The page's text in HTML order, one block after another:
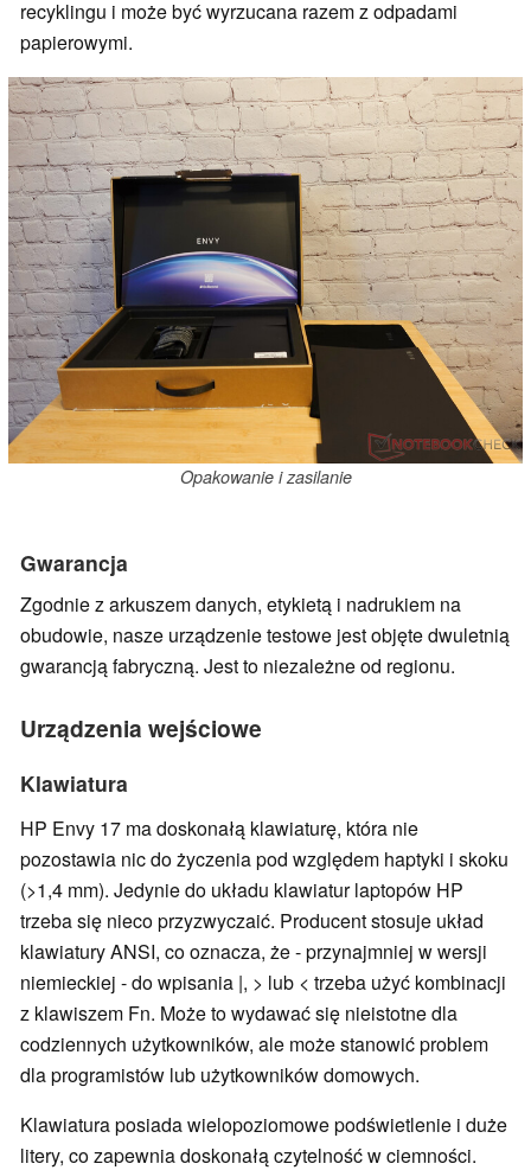
recyklingu i może być wyrzucana razem z odpadami
papierowymi.
Opakowanie i zasilanie
Gwarancja
Zgodnie z arkuszem danych, etykietą i nadrukiem na
obudowie, nasze urządzenie testowe jest objęte dwuletnią
gwarancją fabryczną. Jest to niezależne od regionu.
Urządzenia wejściowe
Klawiatura
HP Envy 17 ma doskonałą klawiaturę, która nie
pozostawia nic do życzenia pod względem haptyki i skoku
(>1,4 mm). Jedynie do układu klawiatur laptopów HP
trzeba się nieco przyzwyczaić. Producent stosuje układ
klawiatury ANSI, co oznacza, że - przynajmniej w wersji
niemieckiej - do wpisania |, > lub < trzeba użyć kombinacji
z klawiszem Fn. Może to wydawać się nieistotne dla
codziennych użytkowników, ale może stanowić problem
dla programistów lub użytkowników domowych.
Klawiatura posiada wielopoziomowe podświetlenie i duże
litery, co zapewnia doskonałą czytelność w ciemności.